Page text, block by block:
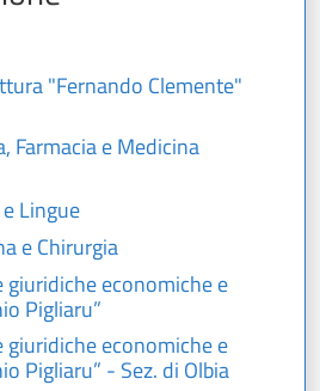
"Fernando Clemente"
Farmacia e Medicina
Lingue
e Chirurgia
giuridiche economiche e
Pigliaru”
giuridiche economiche e
Pigliaru” - Sez. di Olbia